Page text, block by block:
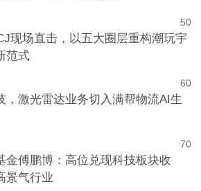
0
5
现场直击，以五大圈层重构潮玩宇
范式
0
6
，激光雷达业务切入满帮物流AI生
0
7
金傅鹏博：高位兑现科技板块收
景气行业